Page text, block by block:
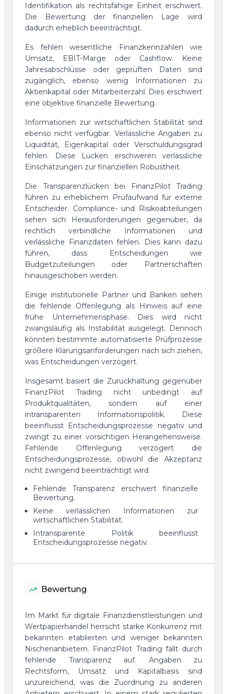
Identifikation als rechtsfähige Einheit erschwert.
Die Bewertung der finanziellen Lage wird
dadurch erheblich beeinträchtigt.
Es fehlen wesentliche Finanzkennzahlen wie
Umsatz, EBIT-Marge oder Cashflow. Keine
Jahresabschlüsse oder geprüften Daten sind
zugänglich, ebenso wenig Informationen zu
Aktienkapital oder Mitarbeiterzahl. Dies erschwert
eine objektive finanzielle Bewertung.
Informationen zur wirtschaftlichen Stabilität sind
ebenso nicht verfügbar. Verlässliche Angaben zu
Liquidität, Eigenkapital oder Verschuldungsgrad
fehlen. Diese Lücken erschweren verlässliche
Einschätzungen zur finanziellen Robustheit.
Die Transparenzlücken bei FinanzPilot Trading
führen zu erheblichem Prüfaufwand für externe
Entscheider. Compliance- und Risikoabteilungen
sehen sich Herausforderungen gegenüber, da
rechtlich verbindliche Informationen und
verlässliche Finanzdaten fehlen. Dies kann dazu
führen, dass Entscheidungen wie
Budgetzuteilungen oder Partnerschaften
hinausgeschoben werden.
Einige institutionelle Partner und Banken sehen
die fehlende Offenlegung als Hinweis auf eine
frühe Unternehmensphase. Dies wird nicht
zwangsläufig als Instabilität ausgelegt. Dennoch
könnten bestimmte automatisierte Prüfprozesse
größere Klärungsanforderungen nach sich ziehen,
was Entscheidungen verzögert.
Insgesamt basiert die Zurückhaltung gegenüber
FinanzPilot Trading nicht unbedingt auf
Produktqualitäten, sondern auf einer
intransparenten Informationspolitik. Diese
beeinflusst Entscheidungsprozesse negativ und
zwingt zu einer vorsichtigen Herangehensweise.
Fehlende Offenlegung verzögert die
Entscheidungsprozesse, obwohl die Akzeptanz
nicht zwingend beeinträchtigt wird.
Fehlende Transparenz erschwert finanzielle
Bewertung.
Keine verlässlichen Informationen zur
wirtschaftlichen Stabilität.
Intransparente Politik beeinflusst
Entscheidungsprozesse negativ.
Bewertung
Im Markt für digitale Finanzdienstleistungen und
Wertpapierhandel herrscht starke Konkurrenz mit
bekannten etablierten und weniger bekannten
Nischenanbietern. FinanzPilot Trading fällt durch
fehlende Transparenz auf. Angaben zu
Rechtsform, Umsatz und Kapitalbasis sind
unzureichend, was die Zuordnung zu anderen